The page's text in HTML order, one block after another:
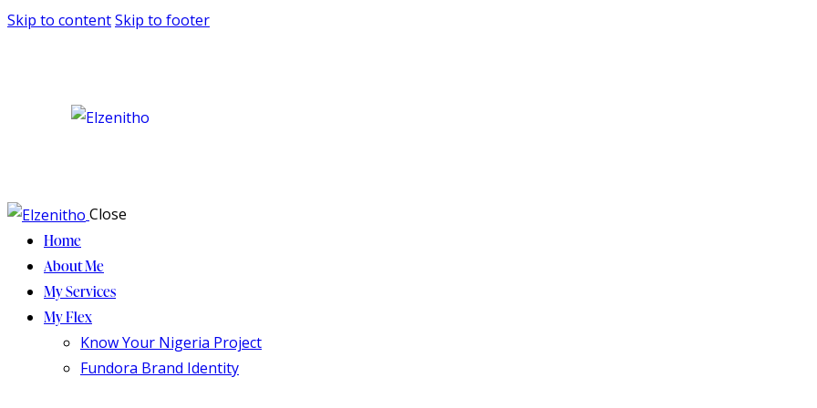
Skip to contentSkip to footer
Close
Home
About Me
My Services
My Flex
Know Your Nigeria Project
Fundora Brand Identity